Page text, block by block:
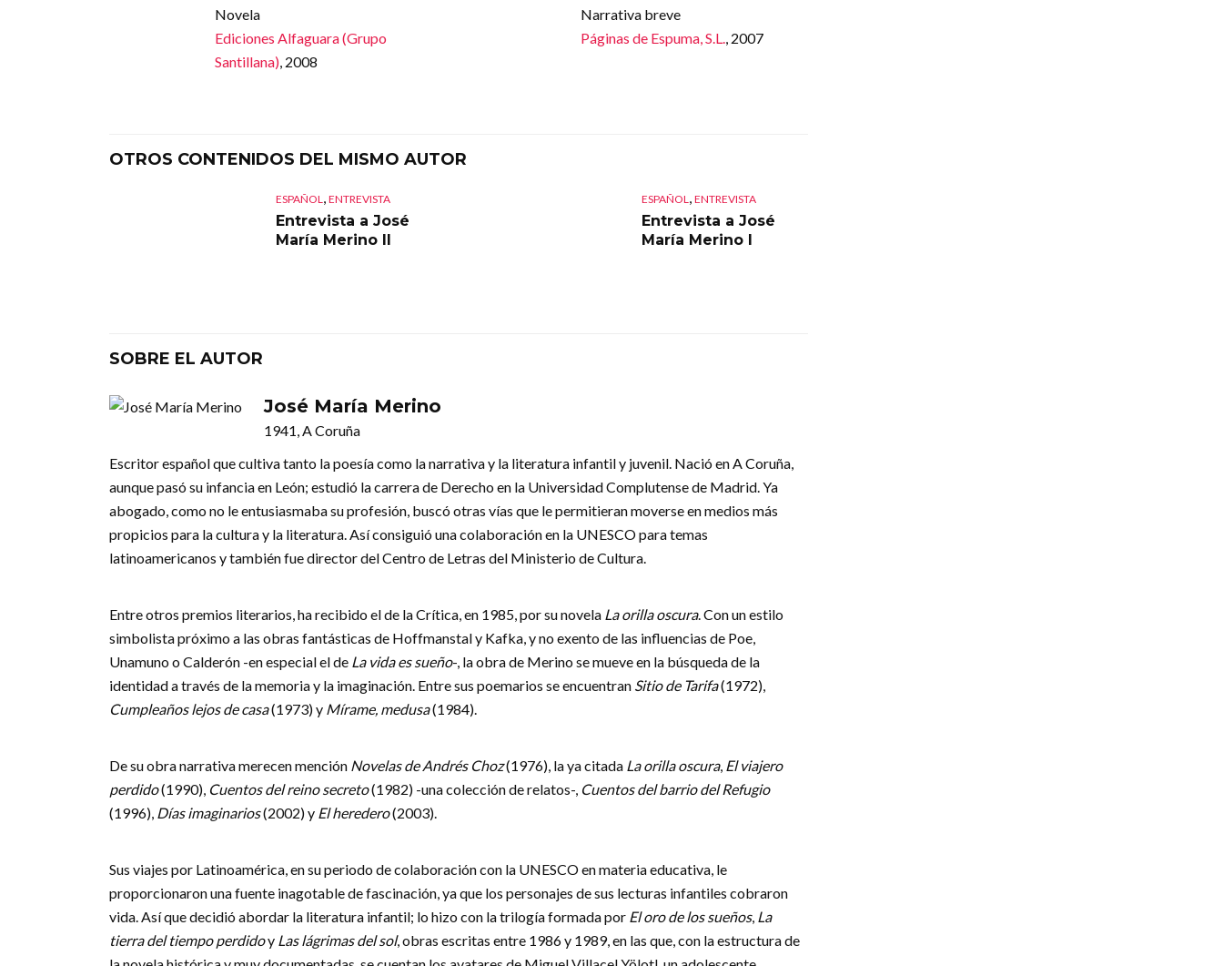
Novela
Ediciones Alfaguara (Grupo
Santillana), 2008
Narrativa breve
Páginas de Espuma, S.L., 2007
OTROS CONTENIDOS DEL MISMO AUTOR
ESPAÑOL , ENTREVISTA
Entrevista a José
María Merino II
ESPAÑOL , ENTREVISTA
Entrevista a José
María Merino I
SOBRE EL AUTOR
José María Merino
1941, A Coruña
Escritor español que cultiva tanto la poesía como la narrativa y la literatura infantil y juvenil. Nació en A Coruña,
aunque pasó su infancia en León; estudió la carrera de Derecho en la Universidad Complutense de Madrid. Ya
abogado, como no le entusiasmaba su profesión, buscó otras vías que le permitieran moverse en medios más
propicios para la cultura y la literatura. Así consiguió una colaboración en la UNESCO para temas
latinoamericanos y también fue director del Centro de Letras del Ministerio de Cultura.
Entre otros premios literarios, ha recibido el de la Crítica, en 1985, por su novela La orilla oscura. Con un estilo
simbolista próximo a las obras fantásticas de Hoffmanstal y Kafka, y no exento de las influencias de Poe,
Unamuno o Calderón -en especial el de La vida es sueño-, la obra de Merino se mueve en la búsqueda de la
identidad a través de la memoria y la imaginación. Entre sus poemarios se encuentran Sitio de Tarifa(1972),
Cumpleaños lejos de casa(1973) y Mírame, medusa(1984).
De su obra narrativa merecen mención Novelas de Andrés Choz(1976), la ya citada La orilla oscura, El viajero
perdido(1990), Cuentos del reino secreto(1982) -una colección de relatos-, Cuentos del barrio del Refugio
(1996), Días imaginarios(2002) y El heredero(2003).
Sus viajes por Latinoamérica, en su periodo de colaboración con la UNESCO en materia educativa, le
proporcionaron una fuente inagotable de fascinación, ya que los personajes de sus lecturas infantiles cobraron
vida. Así que decidió abordar la literatura infantil; lo hizo con la trilogía formada por El oro de los sueños, La
tierra del tiempo perdidoy Las lágrimas del sol, obras escritas entre 1986 y 1989, en las que, con la estructura de